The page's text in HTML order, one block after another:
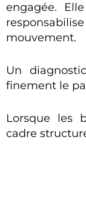
engagée.
mouvement.
Un
finement le
Lorsque les
cadre